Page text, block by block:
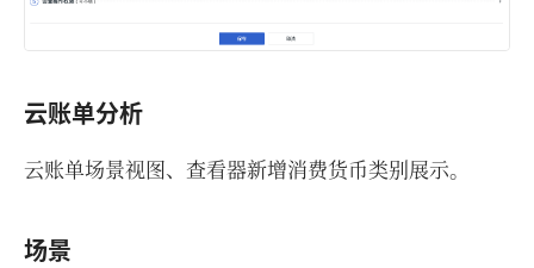
云账单分析
云账单场景视图、查看器新增消费货币类别展示。
场景